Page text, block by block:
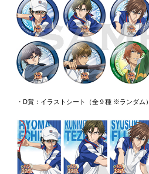
・D賞：イラストシート（全９種 ※ランダム）